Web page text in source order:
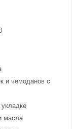
и чемоданов с
масла